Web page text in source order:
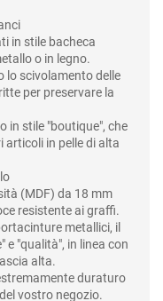
in stile bacheca
o in legno.
lo scivolamento delle
per preservare la
in stile "boutique", che
articoli in pelle di alta
(MDF) da 18 mm
resistente ai graffi.
metallici, il
e "qualità", in linea con
alta.
duraturo
vostro negozio.